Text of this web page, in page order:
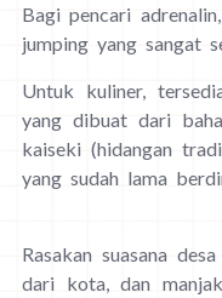
Bagi pencari
jumping yang sangat
Untuk kuliner,
yang dibuat dari
kaiseki (hidangan
yang sudah lama
Rasakan suasana
dari kota, dan